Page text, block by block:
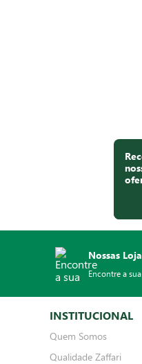
Nossas
Encontre a sua
INSTITUCIONAL
Quem Somos
Qualidade Zaffari